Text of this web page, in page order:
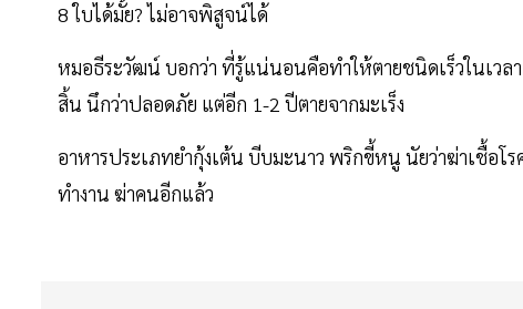
8 ใบได้มั้ย? ไม่อาจพิสูจน์ได้
หมอธีระวัฒน์ บอกว่า ที่รู้แน่นอนคือทำให้ตายชนิดเร็วในเวล
สิ้น นึกว่าปลอดภัย แต่อีก 1-2 ปีตายจากมะเร็ง
อาหารประเภทยำกุ้งเต้น บีบมะนาว พริกขี้หนู นัยว่าฆ่าเชื้อ
ทำงาน ฆ่าคนอีกแล้ว